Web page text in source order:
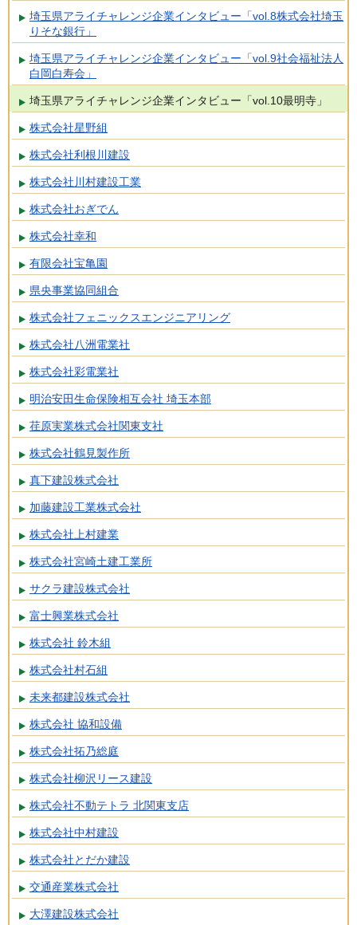
埼玉県アライチャレンジ企業インタビュー「vol.8株式会社埼玉
りそな銀行」
埼玉県アライチャレンジ企業インタビュー「vol.9社会福祉法人
白岡白寿会」
埼玉県アライチャレンジ企業インタビュー「vol.10最明寺」
株式会社星野組
株式会社利根川建設
株式会社川村建設工業
株式会社おぎでん
株式会社幸和
有限会社宝亀園
県央事業協同組合
株式会社フェニックスエンジニアリング
株式会社八洲電業社
株式会社彩電業社
明治安田生命保険相互会社 埼玉本部
荏原実業株式会社関東支社
株式会社鶴見製作所
真下建設株式会社
加藤建設工業株式会社
株式会社上村建業
株式会社宮崎土建工業所
サクラ建設株式会社
富士興業株式会社
株式会社 鈴木組
株式会社村石組
未来都建設株式会社
株式会社 協和設備
株式会社拓乃総庭
株式会社柳沢リース建設
株式会社不動テトラ 北関東支店
株式会社中村建設
株式会社とだか建設
交通産業株式会社
大澤建設株式会社